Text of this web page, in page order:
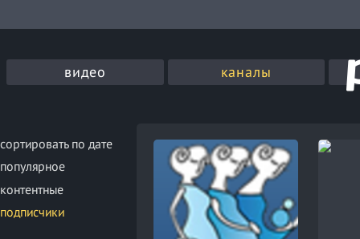
видео каналы
сортировать по дате
популярное
контентные
подписчики